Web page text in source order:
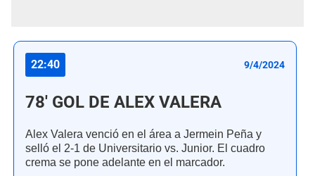
22:40 9/4/2024
78' GOL DE ALEX VALERA
Alex Valera venció en el área a Jermein Peña y
selló el 2-1 de Universitario vs. Junior. El cuadro
crema se pone adelante en el marcador.